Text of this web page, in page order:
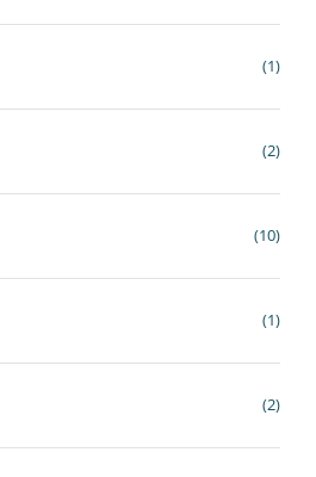
(1)
(2)
(10)
(1)
(2)